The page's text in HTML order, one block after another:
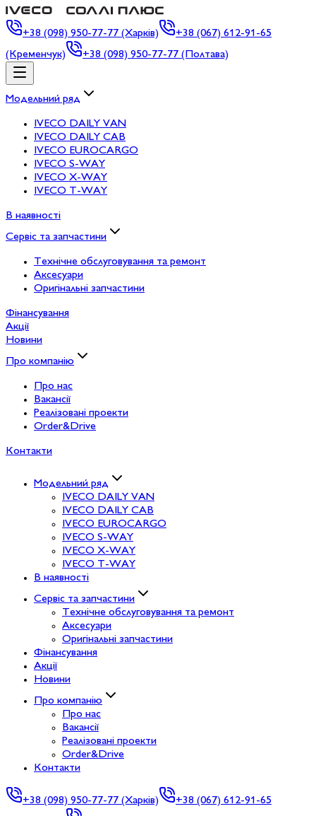
+38 (098) 950-77-77 (Харків) +38 (067) 612-91-65
(Кременчук)
+38 (098) 950-77-77 (Полтава)
Модельний ряд
IVECO DAILY VAN
IVECO DAILY CAB
IVECO EUROCARGO
IVECO S-WAY
IVECO X-WAY
IVECO T-WAY
В наявності
Сервіс та запчастини
Технічне обслуговування та ремонт
Аксесуари
Оригінальні запчастини
Фінансування
Акції
Новини
Про компанію
Про нас
Вакансії
Реалізовані проекти
Order&Drive
Контакти
Модельний ряд
IVECO DAILY VAN
IVECO DAILY CAB
IVECO EUROCARGO
IVECO S-WAY
IVECO X-WAY
IVECO T-WAY
В наявності
Сервіс та запчастини
Технічне обслуговування та ремонт
Аксесуари
Оригінальні запчастини
Фінансування
Акції
Новини
Про компанію
Про нас
Вакансії
Реалізовані проекти
Order&Drive
Контакти
+38 (098) 950-77-77 (Харків) +38 (067) 612-91-65